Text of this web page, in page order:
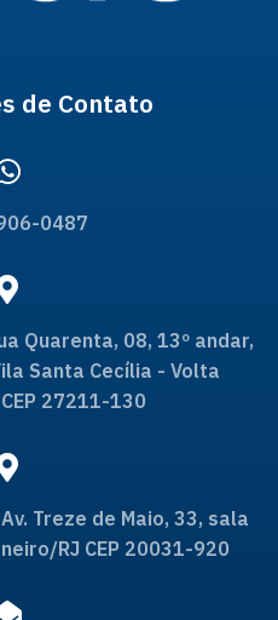
de Contato
0487
Quarenta, 08, 13º andar,
Santa Cecília - Volta
27211-130
Treze de Maio, 33, sala
RJ CEP 20031-920